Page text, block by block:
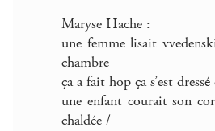
Maryse Hache :
une femme lisait
chambre
ça a fait hop ça s’est dressé
une enfant courait son
chaldée /